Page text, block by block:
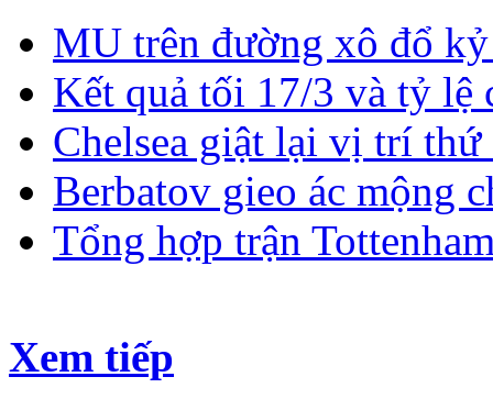
MU trên đường xô đổ
Kết quả tối 17/3 và tỷ lệ
Chelsea giật lại vị trí
Berbatov gieo ác mộng
Tổng hợp trận
Xem tiếp